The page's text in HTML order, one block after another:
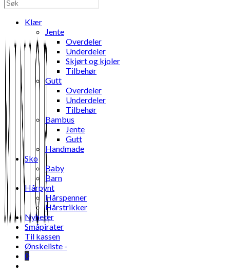
SEARCH
Klær
Jente
Overdeler
Underdeler
Skjørt og kjoler
Tilbehør
Gutt
Overdeler
Underdeler
Tilbehør
Bambus
Jente
Gutt
Handmade
Sko
Baby
Barn
Hårpynt
Hårspenner
Hårstrikker
Nyheter
Småpirater
Til kassen
Ønskeliste -
0